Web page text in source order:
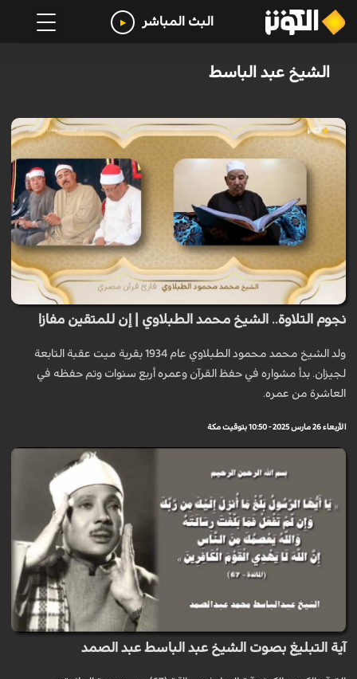
البث المباشر
الشيخ عبد الباسط
نجوم التلاوة.. الشيخ محمد الطبلاوي | إن للمتقين مفازا
ولد الشيخ محمد محمود الطبلاوي عام 1934 بقرية ميت عقبة التابعة
لجيزان. بدأ مشواره في حفظ القرآن وعمره أربع سنوات وتم حفظه في
العاشرة من عمره.
الأربعاء 26 مارس 2025 - 10:50 بتوقيت مكة
آية التبليغ بصوت الشيخ عبد الباسط عبد الصمد